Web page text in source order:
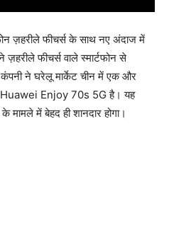
ज़हरीले फीचर्स के साथ नए अंदाज में
फीचर्स वाले स्मार्टफोन से
कंपनी ने घरेलू मार्केट चीन में एक और
Huawei Enjoy 70s 5G है। यह
मामले में बेहद ही शानदार होगा।